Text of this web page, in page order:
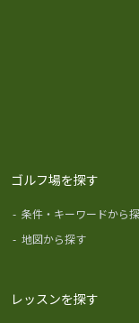
ゴルフ場を探す
- 条件・キーワードから
- 地図から探す
レッスンを探す